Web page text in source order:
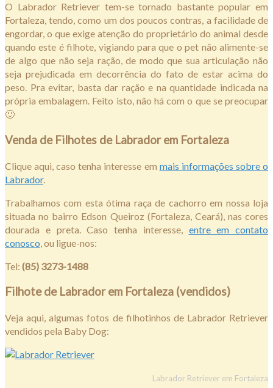
O Labrador Retriever tem-se tornado bastante popular em
Fortaleza, tendo, como um dos poucos contras, a facilidade de
engordar, o que exige atenção do proprietário do animal desde
quando este é filhote, vigiando para que o pet não alimente-se
de algo que não seja ração, de modo que sua articulação não
seja prejudicada em decorrência do fato de estar acima do
peso. Pra evitar, basta dar ração e na quantidade indicada na
própria embalagem. Feito isto, não há com o que se preocupar
🙂
Venda de Filhotes de Labrador em Fortaleza
Clique aqui, caso tenha interesse em mais informações sobre o
Labrador.
Trabalhamos com esta ótima raça de cachorro em nossa loja
situada no bairro Edson Queiroz (Fortaleza, Ceará), nas cores
dourada e preta. Caso tenha interesse, entre em contato
conosco , ou ligue-nos:
Tel: (85) 3273-1488
Filhote de Labrador em Fortaleza (vendidos)
Veja aqui, algumas fotos de filhotinhos de Labrador Retriever
vendidos pela Baby Dog:
Labrador Retriever em Fortaleza